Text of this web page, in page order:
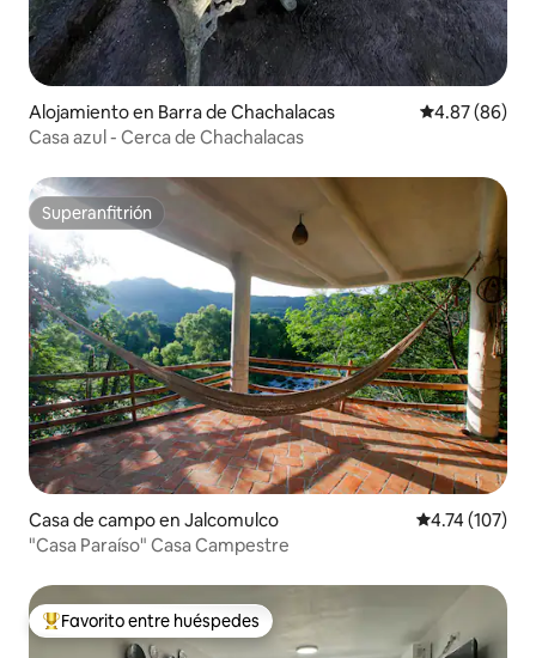
Alojamiento en Barra de Chachalacas Calificación
4.87 (86)
Casa azul - Cerca de Chachalacas
Superanfitrión
Superanfitrión
Casa de campo en Jalcomulco Calificación
4.74 (107)
"Casa Paraíso" Casa Campestre
Favorito entre huéspedes preferido
Favorito entre huéspedes